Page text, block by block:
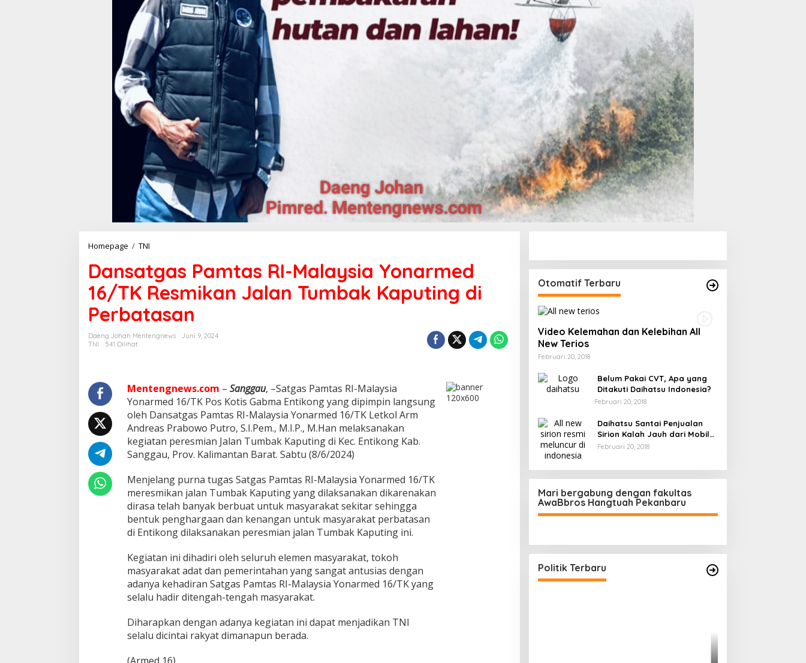
Homepage / TNI
n
s
a
t
g
a
s
a
R
I
-
M
a
l
y
s
i
a
Y
o
a
r
m
e
d
6
/
Dansatgas Pamtas RI-Malaysia Yonarmed
16/TK Resmikan Jalan Tumbak Kaputing di
Perbatasan
Daeng Johan Mentengnews
Juni 9, 2024
TNI
541 Dilihat
Mentengnews.com – Sanggau, –Satgas Pamtas RI-Malaysia
Yonarmed 16/TK Pos Kotis Gabma Entikong yang dipimpin langsung
oleh Dansatgas Pamtas RI-Malaysia Yonarmed 16/TK Letkol Arm
Andreas Prabowo Putro, S.I.Pem., M.I.P., M.Han melaksanakan
kegiatan peresmian Jalan Tumbak Kaputing di Kec. Entikong Kab.
Sanggau, Prov. Kalimantan Barat. Sabtu (8/6/2024)
Menjelang purna tugas Satgas Pamtas RI-Malaysia Yonarmed 16/TK
meresmikan jalan Tumbak Kaputing yang dilaksanakan dikarenakan
dirasa telah banyak berbuat untuk masyarakat sekitar sehingga
bentuk penghargaan dan kenangan untuk masyarakat perbatasan
di Entikong dilaksanakan peresmian jalan Tumbak Kaputing ini.
Kegiatan ini dihadiri oleh seluruh elemen masyarakat, tokoh
masyarakat adat dan pemerintahan yang sangat antusias dengan
adanya kehadiran Satgas Pamtas RI-Malaysia Yonarmed 16/TK yang
selalu hadir ditengah-tengah masyarakat.
Diharapkan dengan adanya kegiatan ini dapat menjadikan TNI
selalu dicintai rakyat dimanapun berada.
Otomatif Terbaru
Video Kelemahan dan Kelebihan All
New Terios
Februari 20, 2018
Belum Pakai CVT, Apa yang
Ditakuti Daihatsu Indonesia?
Februari 20, 2018
Daihatsu Santai Penjualan
Sirion Kalah Jauh dari Mobil
LCGC
Februari 20, 2018
Mari bergabung dengan fakultas
AwaBbros Hangtuah Pekanbaru
Politik Terbaru
Kegaduhan Yang Membuat
Sejumlah Tokoh Semakin Santer
Menjadi Buah Bibir Masyarakat
Di Politik
Personel, Tegaskan Komitmen
Bersih Narkoba
Di Politik, Polri | Februari 23, 2026